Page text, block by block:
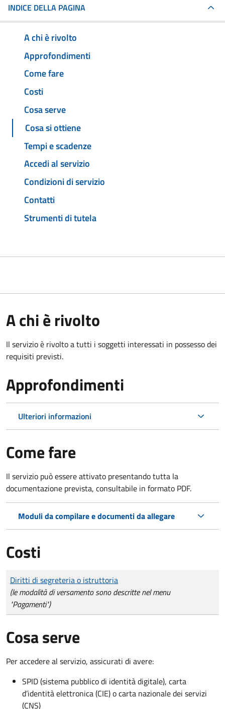
INDICE DELLA PAGINA
A chi è rivolto
Approfondimenti
Come fare
Costi
Cosa serve
Cosa si ottiene
Tempi e scadenze
Accedi al servizio
Condizioni di servizio
Contatti
Strumenti di tutela
A chi è rivolto
Il servizio è rivolto a tutti i soggetti interessati in possesso dei
requisiti previsti.
Approfondimenti
Ulteriori informazioni
Come fare
Il servizio può essere attivato presentando tutta la
documentazione prevista, consultabile in formato PDF.
Moduli da compilare e documenti da allegare
Costi
Tipo di pagamento
Importo
Diritti di segreteria o istruttoria
(le modalità di versamento sono descritte nel menu
"Pagamenti")
Cosa serve
Per accedere al servizio, assicurati di avere:
SPID (sistema pubblico di identità digitale), carta
d’identità elettronica (CIE) o carta nazionale dei servizi
(CNS)